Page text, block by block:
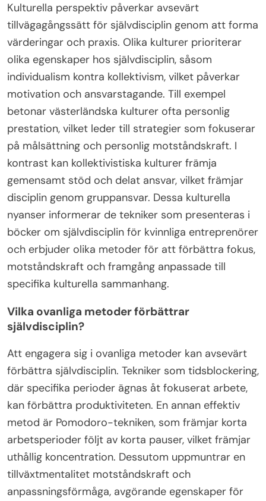
Kulturella perspektiv påverkar avsevärt
tillvägagångssätt för självdisciplin genom att forma
värderingar och praxis. Olika kulturer prioriterar
olika egenskaper hos självdisciplin, såsom
individualism kontra kollektivism, vilket påverkar
motivation och ansvarstagande. Till exempel
betonar västerländska kulturer ofta personlig
prestation, vilket leder till strategier som fokuserar
på målsättning och personlig motståndskraft. I
kontrast kan kollektivistiska kulturer främja
gemensamt stöd och delat ansvar, vilket främjar
disciplin genom gruppansvar. Dessa kulturella
nyanser informerar de tekniker som presenteras i
böcker om självdisciplin för kvinnliga entreprenörer
och erbjuder olika metoder för att förbättra fokus,
motståndskraft och framgång anpassade till
specifika kulturella sammanhang.
Vilka ovanliga metoder förbättrar
självdisciplin?
Att engagera sig i ovanliga metoder kan avsevärt
förbättra självdisciplin. Tekniker som tidsblockering,
där specifika perioder ägnas åt fokuserat arbete,
kan förbättra produktiviteten. En annan effektiv
metod är Pomodoro-tekniken, som främjar korta
arbetsperioder följt av korta pauser, vilket främjar
uthållig koncentration. Dessutom uppmuntrar en
tillväxtmentalitet motståndskraft och
anpassningsförmåga, avgörande egenskaper för